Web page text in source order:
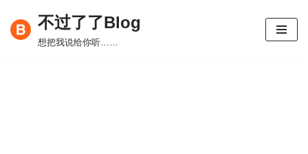
跳
不过了了Blog
想把我说给你听……